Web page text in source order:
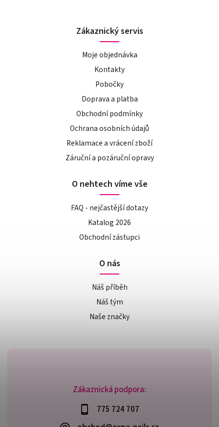
Zákaznická podpora:
775 724 707
Zákaznický servis
Moje objednávka
Kontakty
Pobočky
Doprava a platba
Obchodní podmínky
Ochrana osobních údajů
Reklamace a vrácení zboží
Záruční a pozáruční opravy
O nehtech víme vše
FAQ - nejčastější dotazy
Katalog 2026
Obchodní zástupci
O nás
Náš příběh
Náš tým
Naše značky